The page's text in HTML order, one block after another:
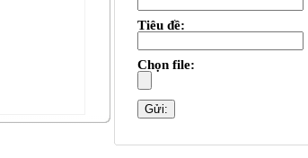
Tiêu đề:
Chọn file: